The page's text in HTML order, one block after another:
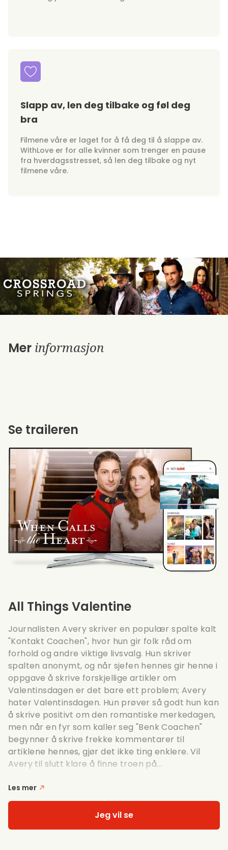
Slapp av, len deg tilbake og føl deg
bra
Filmene våre er laget for å få deg til å slappe av.
WithLove er for alle kvinner som trenger en pause
fra hverdagsstresset, så len deg tilbake og nyt
filmene våre.
Mer informasjon
All Things Valentine
Journalisten Avery skriver en populær spalte kalt
"Kontakt Coachen", hvor hun gir folk råd om
forhold og andre viktige livsvalg. Hun skriver
spalten anonymt, og når sjefen hennes gir henne i
oppgave å skrive forskjellige artikler om
Valentinsdagen er det bare ett problem; Avery
hater Valentinsdagen. Hun prøver så godt hun kan
å skrive positivt om den romantiske merkedagen,
men når en fyr som kaller seg "Benk Coachen"
begynner å skrive frekke kommentarer til
artiklene hennes, gjør det ikke ting enklere. Vil
Avery til slutt klare å finne troen på...
Les mer
Jeg vil se
Se traileren